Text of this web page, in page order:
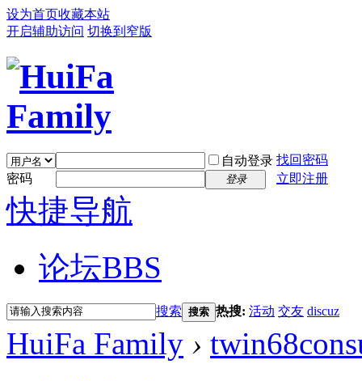
设为首页收藏本站
开启辅助访问 切换到窄版
自动登录 找回密码
密码
登录 立即注册
快捷导航
论坛BBS
搜索 搜索 热搜: 活动 交友 discuz
HuiFa Family ›